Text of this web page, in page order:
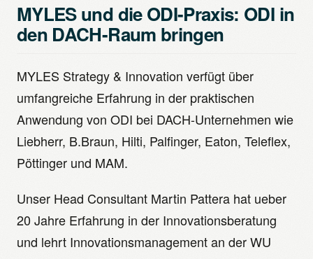
MYLES und die ODI-Praxis: ODI in
den DACH-Raum bringen
MYLES Strategy & Innovation verfügt über
umfangreiche Erfahrung in der praktischen
Anwendung von ODI bei DACH-Unternehmen wie
Liebherr, B.Braun, Hilti, Palfinger, Eaton, Teleflex,
Pöttinger und MAM.
Unser Head Consultant Martin Pattera hat ueber
20 Jahre Erfahrung in der Innovationsberatung
und lehrt Innovationsmanagement an der WU